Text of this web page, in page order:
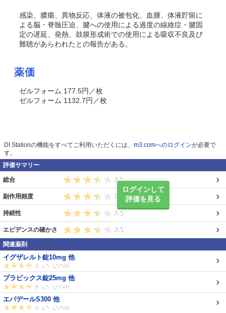
感染、膿瘍、異物反応、体液の被包化、血腫、体液貯留に
よる脳・脊髄圧迫、腱への使用による過度の線維症・腱固
定の遅延、発熱、鼓膜形成術での使用による吸収不良及び
難聴があらわれたとの報告がある。
薬価
ゼルフォーム 177.5円／枚
ゼルフォーム 1132.7円／枚
DI Stationの機能をすべてご利用いただくには、 m3.comへのログインが必要で
す。
評価サマリー
ログインして
評価を見る
総合
副作用頻度
持続性
エビデンスの確かさ
関連薬剤
イグザレルト錠10mg 他
プラビックス錠25mg 他
エパデールS300 他